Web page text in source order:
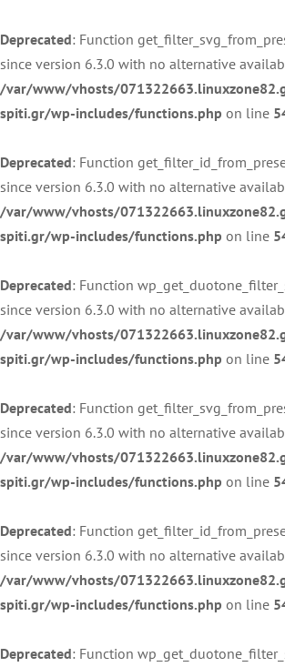
Deprecated: Function
since version 6.3.0 with no alternative
/var/www/vhosts/
spiti.gr/wp-includes/functions.php on line
Deprecated: Function
since version 6.3.0 with no alternative
/var/www/vhosts/
spiti.gr/wp-includes/functions.php on line
Deprecated: Function
since version 6.3.0 with no alternative
/var/www/vhosts/
spiti.gr/wp-includes/functions.php on line
Deprecated: Function
since version 6.3.0 with no alternative
/var/www/vhosts/
spiti.gr/wp-includes/functions.php on line
Deprecated: Function
since version 6.3.0 with no alternative
/var/www/vhosts/
spiti.gr/wp-includes/functions.php on line
Deprecated: Function